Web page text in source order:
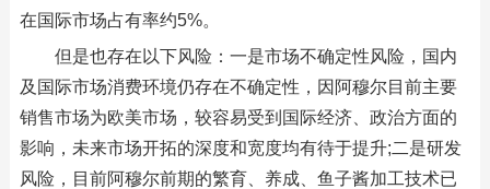
在国际市场占有率约5%。
但是也存在以下风险：一是市场不确定性风险，国内
及国际市场消费环境仍存在不确定性，因阿穆尔目前主要
销售市场为欧美市场，较容易受到国际经济、政治方面的
影响，未来市场开拓的深度和宽度均有待于提升;二是研发
风险，目前阿穆尔前期的繁育、养成、鱼子酱加工技术已